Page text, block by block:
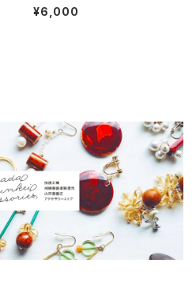
当箱・重箱可〉
¥6,000